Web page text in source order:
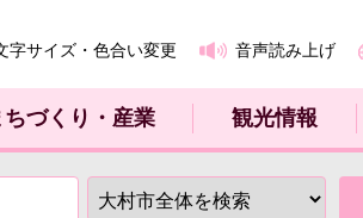
字サイズ・色合い変更 音声読み上げ
ちづくり・産業 観光情報